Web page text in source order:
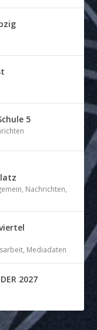
5
, Nachrichten,
, Mediadaten
2027